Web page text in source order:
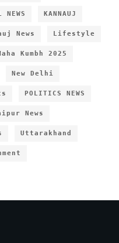
NEWS KANNAUJ
News Lifestyle
Kumbh 2025
New Delhi
POLITICS NEWS
News
Uttarakhand